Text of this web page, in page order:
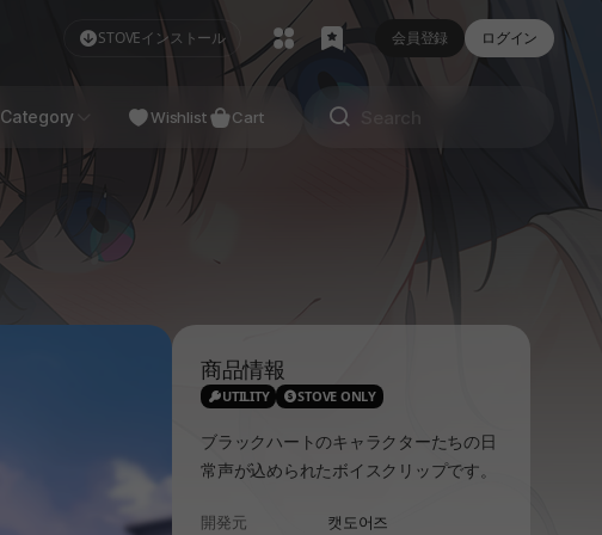
STOVEインストール 会員登録 ログイン
STOVE INDIE Studio
Category Wishlist Cart
商品情報
UTILITY STOVE ONLY
ブラックハートのキャラクターたちの日
常声が込められたボイスクリップです。
開発元 캣도어즈